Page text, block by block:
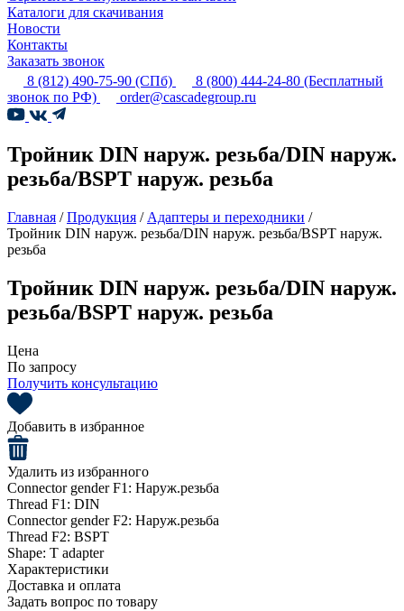
Каталоги для скачивания
Новости
Контакты
Заказать звонок
8 (812) 490-75-90 (СПб) 8 (800) 444-24-80 (Бесплатный
звонок по РФ)
order@cascadegroup.ru
Тройник DIN наруж. резьба/DIN наруж.
резьба/BSPT наруж. резьба
Главная /Продукция / Адаптеры и переходники /
Тройник DIN наруж. резьба/DIN наруж. резьба/BSPT наруж.
резьба
Тройник DIN наруж. резьба/DIN наруж.
резьба/BSPT наруж. резьба
Цена
По запросу
Получить консультацию
Добавить в избранное
Удалить из избранного
Connector gender F1: Наруж.резьба
Thread F1: DIN
Connector gender F2: Наруж.резьба
Thread F2: BSPT
Shape: T adapter
Характеристики
Доставка и оплата
Задать вопрос по товару